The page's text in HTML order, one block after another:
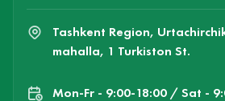
Tashkent Region,
mahalla, 1 Turkiston St.
Mon-Fr - 9:00-18:00 / Sat -